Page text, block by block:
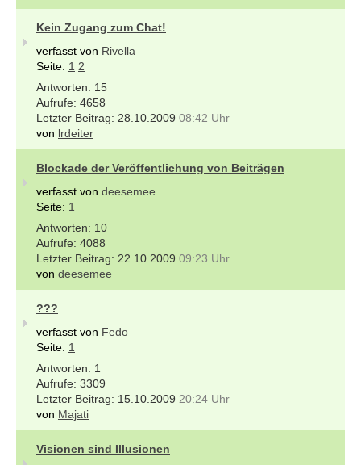
Kein Zugang zum Chat!
verfasst von Rivella
Seite: 1 2
15
4658
28.10.2009 08:42 Uhr
von lrdeiter
Blockade der Veröffentlichung von Beiträgen
verfasst von deesemee
Seite: 1
10
4088
22.10.2009 09:23 Uhr
von deesemee
???
verfasst von Fedo
Seite: 1
1
3309
15.10.2009 20:24 Uhr
von Majati
Visionen sind Illusionen